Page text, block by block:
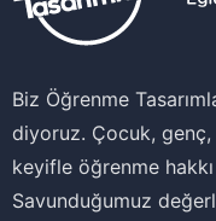
Biz Öğrenme
diyoruz. Çocuk,
keyifle öğrenme
Savunduğumuz